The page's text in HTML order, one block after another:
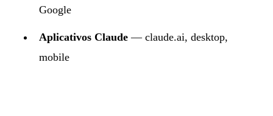
Google
Aplicativos Claude — claude.ai, desktop,
mobile